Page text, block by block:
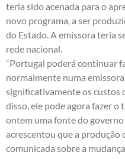
teria sido acenada para o
novo programa, a ser
do Estado. A emissora teria
rede nacional.
“Portugal poderá continuar
normalmente numa
significativamente os custos
disso, ele pode agora fazer o
ontem uma fonte do governo
acrescentou que a
comunicada sobre a